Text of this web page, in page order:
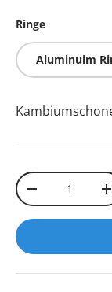
Ringe
Aluminuim
Anzahl
-
+